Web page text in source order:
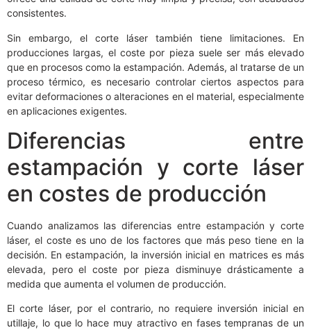
consistentes.
Sin embargo, el corte láser también tiene limitaciones. En
producciones largas, el coste por pieza suele ser más elevado
que en procesos como la estampación. Además, al tratarse de un
proceso térmico, es necesario controlar ciertos aspectos para
evitar deformaciones o alteraciones en el material, especialmente
en aplicaciones exigentes.
Diferencias entre
estampación y corte láser
en costes de producción
Cuando analizamos las diferencias entre estampación y corte
láser, el coste es uno de los factores que más peso tiene en la
decisión. En estampación, la inversión inicial en matrices es más
elevada, pero el coste por pieza disminuye drásticamente a
medida que aumenta el volumen de producción.
El corte láser, por el contrario, no requiere inversión inicial en
utillaje, lo que lo hace muy atractivo en fases tempranas de un